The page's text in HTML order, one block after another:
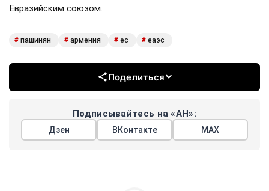
Евразийским союзом.
# пашинян # армения # ес # еаэс
Поделиться
Подписывайтесь на «АН»:
Дзен ВКонтакте МАХ